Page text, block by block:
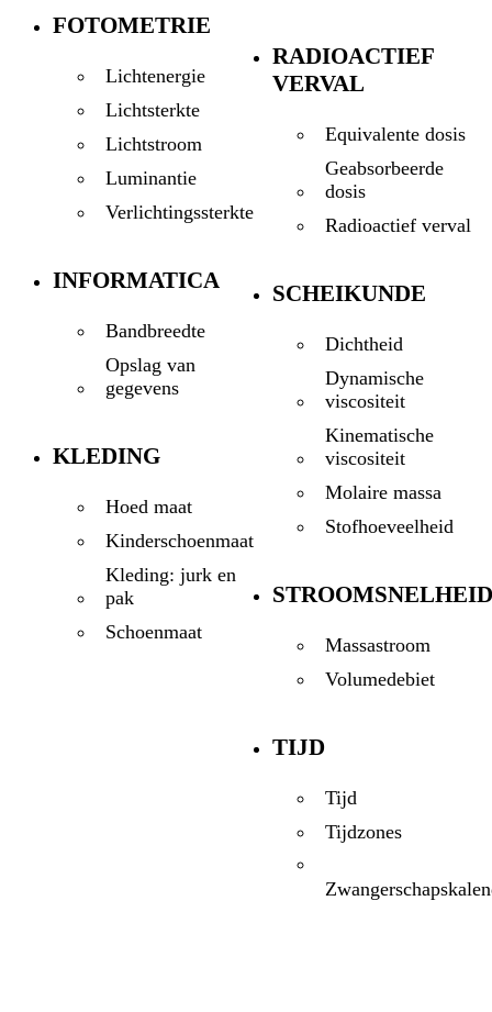
FOTOMETRIE
Lichtenergie
Lichtsterkte
Lichtstroom
Luminantie
Verlichtingssterkte
INFORMATICA
Bandbreedte
Opslag van
gegevens
KLEDING
Hoed maat
Kinderschoenmaat
Kleding: jurk en
pak
Schoenmaat
RADIOACTIEF
VERVAL
Equivalente dosis
Geabsorbeerde
dosis
Radioactief verval
SCHEIKUNDE
Dichtheid
Dynamische
viscositeit
Kinematische
viscositeit
Molaire massa
Stofhoeveelheid
STROOMSNELHEID
Massastroom
Volumedebiet
TIJD
Tijd
Tijdzones